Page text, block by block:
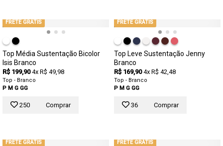
FRETE GRÁTIS
Top Média Sustentação Bicolor
Isis Branco
R$ 199,90 4x R$ 49,98
Top - Branco
P M G GG
250 Comprar
FRETE GRÁTIS
Top Leve Sustentação Jenny
Branco
R$ 169,90 4x R$ 42,48
Top - Branco
P M G GG
36 Comprar
FRETE GRÁTIS FRETE GRÁTIS